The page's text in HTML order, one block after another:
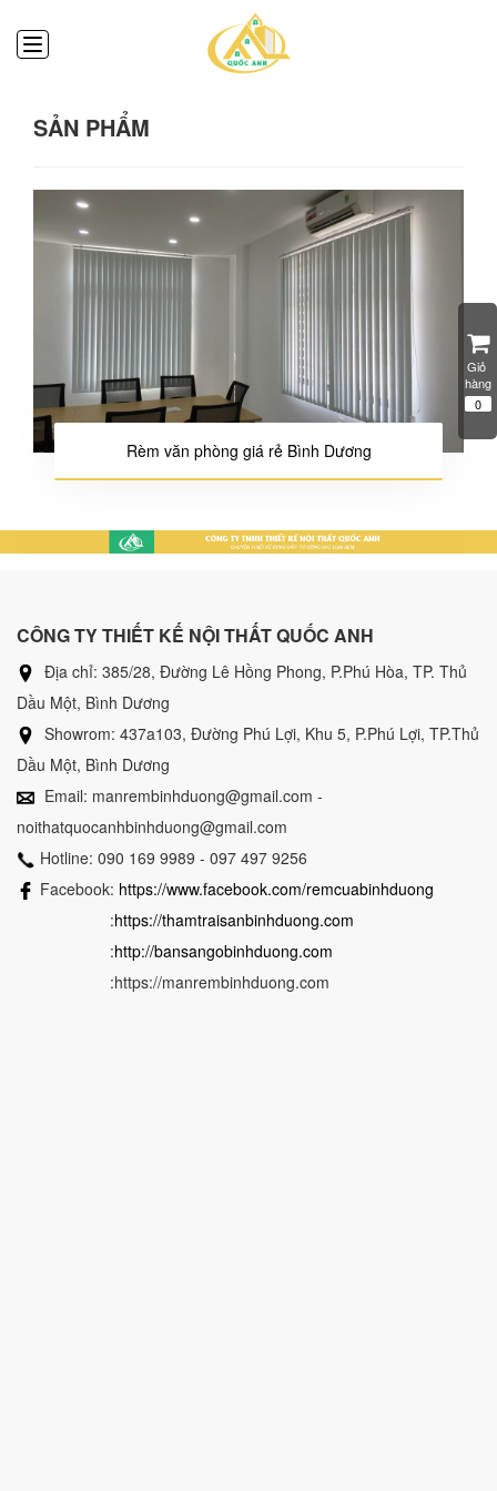
SẢN PHẨM
Rèm văn phòng giá rẻ Bình Dương
CÔNG TY THIẾT KẾ NỘI THẤT QUỐC ANH
Địa chỉ: 385/28, Đường Lê Hồng Phong, P.Phú Hòa, TP. Thủ
Dầu Một, Bình Dương
Showrom: 437a103, Đường Phú Lợi, Khu 5, P.Phú Lợi, TP.Thủ
Dầu Một, Bình Dương
Email: manrembinhduong@gmail.com -
noithatquocanhbinhduong@gmail.com
Hotline: 090 169 9989 - 097 497 9256
Facebook: https://www.facebook.com/remcuabinhduong
:https://thamtraisanbinhduong.com
:http://bansangobinhduong.com
:https://manrembinhduong.com
Giỏ
hàng
0